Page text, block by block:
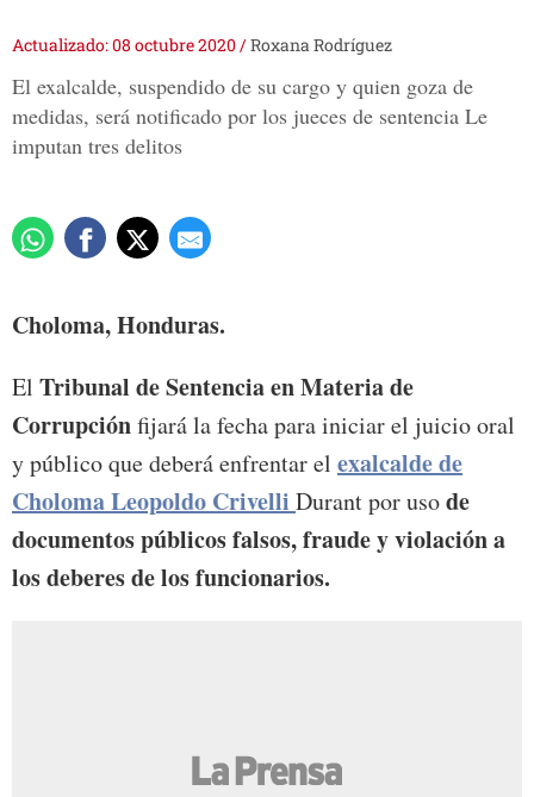
Actualizado: 08 octubre 2020/Roxana Rodríguez
El exalcalde, suspendido de su cargo y quien goza de
medidas, será notificado por los jueces de sentencia Le
imputan tres delitos
Choloma, Honduras.
El Tribunal de Sentencia en Materia de
Corrupciónfijará la fecha para iniciar el juicio oral
y público que deberá enfrentar el exalcalde de
Choloma Leopoldo Crivelli Durant por usode
documentos públicos falsos, fraude y violación a
los deberes de los funcionarios.